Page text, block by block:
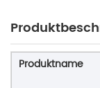
Produktname